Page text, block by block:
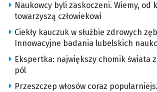
Naukowcy byli zaskoczeni. Wiemy, od
towarzyszą człowiekowi
Ciekły kauczuk w służbie zdrowych
Innowacyjne badania lubelskich
Ekspertka: największy chomik świata
pól
Przeszczep włosów coraz